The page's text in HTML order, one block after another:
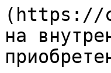
(https://
на